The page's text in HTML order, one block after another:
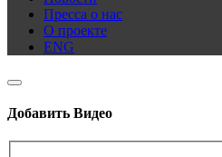
Пресса о нас
О проекте
ENG
Добавить Видео